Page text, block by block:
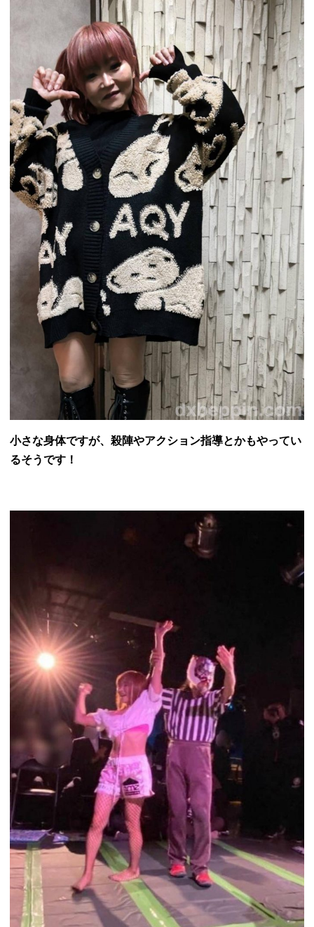
小さな身体ですが、殺陣やアクション指導とかもやってい
るそうです！